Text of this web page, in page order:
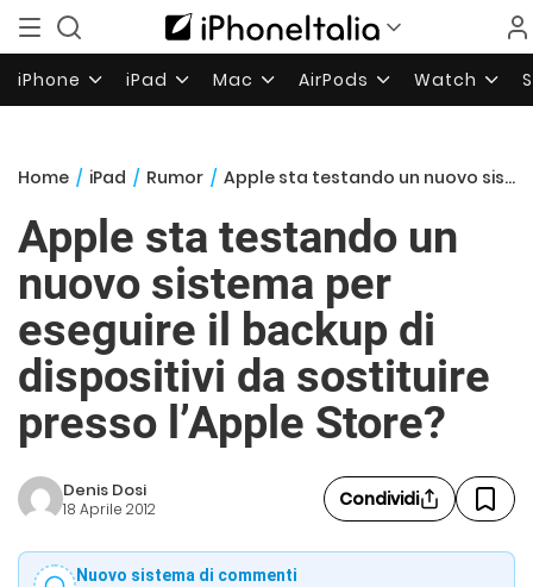
iPhone iPad Mac AirPods Watch
Home / iPad / Rumor / Apple sta testando un nuovo sistema per eseguire il backup di dispositivi da sostituire presso l’Apple Store?
Apple sta testando un
nuovo sistema per
eseguire il backup di
dispositivi da sostituire
presso l’Apple Store?
Denis Dosi
18 Aprile 2012 Condividi
Nuovo sistema di commenti